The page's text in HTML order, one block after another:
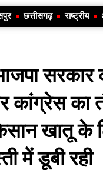
छत्तीसगढ़ राष्ट्रीय
सरकार
कांग्रेस का
खातू के
में डूबी रही